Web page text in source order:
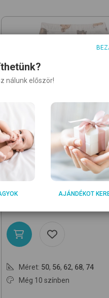
BRENDON
Safari Off White
nadrág
Méret: 50, 56, 62, 68, 74
Még 10 színben
nálunk először!
AJÁNDÉKOT